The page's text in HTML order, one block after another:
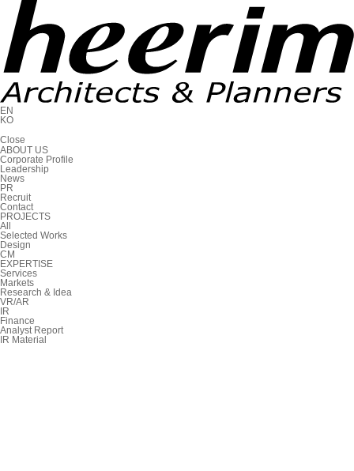
EN
KO
Close
ABOUT US
Corporate Profile
Leadership
News
PR
Recruit
Contact
PROJECTS
All
Selected Works
Design
CM
EXPERTISE
Services
Markets
Research & Idea
VR/AR
IR
Finance
Analyst Report
IR Material